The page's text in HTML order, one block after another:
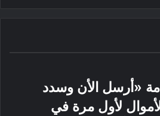
«أرسل الأن وسدد
لأول مرة في